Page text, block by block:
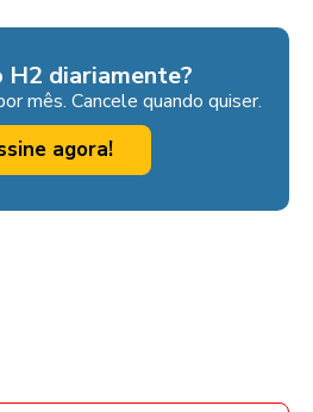
H2 diariamente?
mês. Cancele quando quiser.
agora!